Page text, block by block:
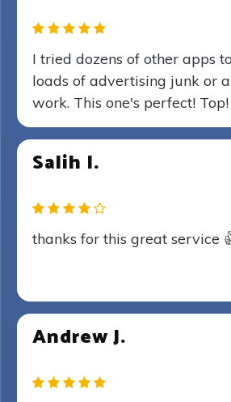
I tried dozens of other apps
loads of advertising junk or
work. This one's perfect! Top!
Salih I.
thanks for this great service
Andrew J.